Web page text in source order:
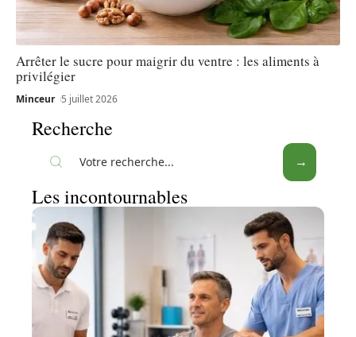
Arrêter le sucre pour maigrir du ventre : les aliments à
privilégier
Minceur 5 juillet 2026
Recherche
Les incontournables